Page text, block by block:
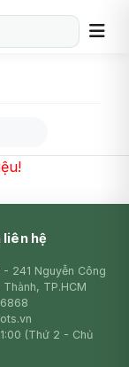
hệ
241 Nguyễn Công
Thành, TP.HCM
(Thứ 2 - Chủ